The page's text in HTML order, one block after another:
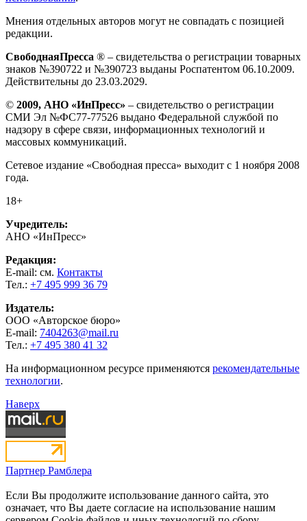
Мнения отдельных авторов могут не совпадать с позицией
редакции.
СвободнаяПресса ® – свидетельства о регистрации товарных
знаков №390722 и №390723 выданы Роспатентом 06.10.2009.
Действительны до 23.03.2029.
© 2009, АНО «ИнПресс» – свидетельство о регистрации
СМИ Эл №ФС77-77526 выдано Федеральной службой по
надзору в сфере связи, информационных технологий и
массовых коммуникаций.
Сетевое издание «Свободная пресса» выходит с 1 ноября 2008
года.
18+
Учредитель:
АНО «ИнПресс»
Редакция:
E-mail: см. Контакты
Тел.: +7 495 999 36 79
Издатель:
ООО «Авторское бюро»
E-mail: 7404263@mail.ru
Тел.: +7 495 380 41 32
На информационном ресурсе применяются рекомендательные
технологии.
Наверх
Партнер Рамблера
Если Вы продолжите использование данного сайта, это
означает, что Вы даете согласие на использование нашим